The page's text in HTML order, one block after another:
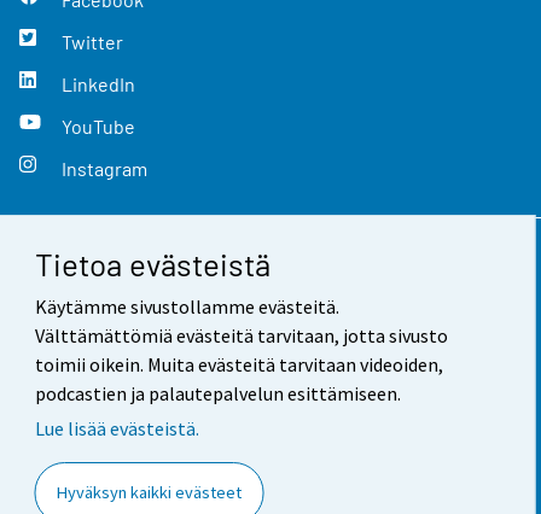
Tietoa evästeistä
Käytämme sivustollamme evästeitä.
Välttämättömiä evästeitä tarvitaan, jotta sivusto
toimii oikein. Muita evästeitä tarvitaan videoiden,
podcastien ja palautepalvelun esittämiseen.
Lue lisää evästeistä.
Hyväksyn kaikki evästeet
Twitter
LinkedIn
YouTube
Instagram
Yhteystiedot
Palaute
Käyttöehdot
Saavutettavuus